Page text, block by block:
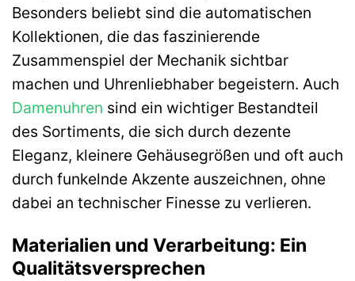
Besonders beliebt sind die automatischen
Kollektionen, die das faszinierende
Zusammenspiel der Mechanik sichtbar
machen und Uhrenliebhaber begeistern. Auch
Damenuhren sind ein wichtiger Bestandteil
des Sortiments, die sich durch dezente
Eleganz, kleinere Gehäusegrößen und oft auch
durch funkelnde Akzente auszeichnen, ohne
dabei an technischer Finesse zu verlieren.
Materialien und Verarbeitung: Ein
Qualitätsversprechen